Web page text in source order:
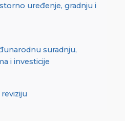
uređenje, gradnju i
suradnju,
i investicije